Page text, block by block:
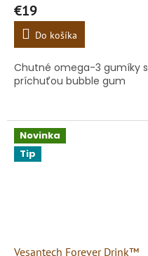
€19
Do košíka
Chutné omega-3 gumíky s
príchuťou bubble gum
Novinka
Tip
Vesantech Forever Drink™